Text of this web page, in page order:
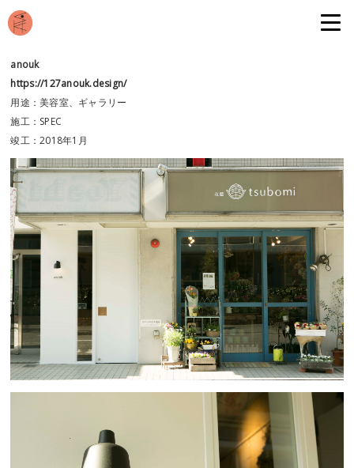
anouk
https://127anouk.design/
用途：美容室、ギャラリー
施工：SPEC
竣工：2018年1月